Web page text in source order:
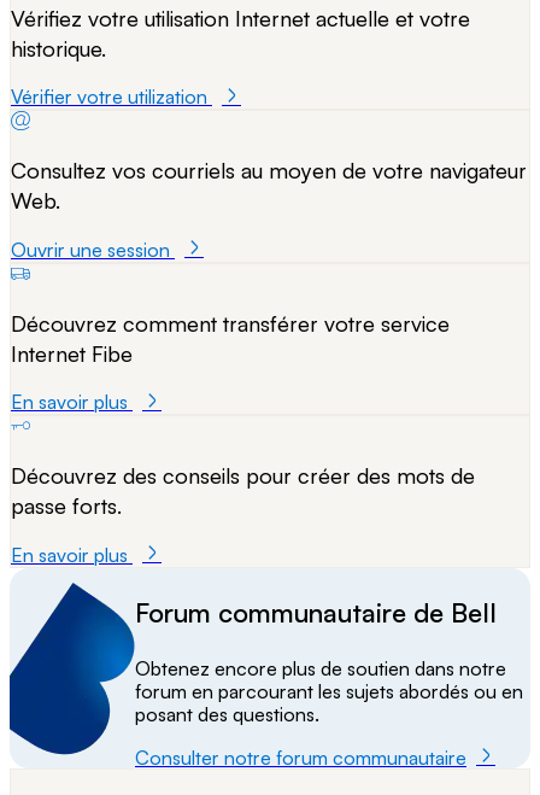
Vérifiez votre utilisation Internet actuelle et votre
historique.
Vérifier votre utilization
Consultez vos courriels au moyen de votre navigateur
Web.
Ouvrir une session
Découvrez comment transférer votre service
Internet Fibe
En savoir plus
Découvrez des conseils pour créer des mots de
passe forts.
En savoir plus
Forum communautaire de Bell
Obtenez encore plus de soutien dans notre
forum en parcourant les sujets abordés ou en
posant des questions.
Consulter notre forum communautaire